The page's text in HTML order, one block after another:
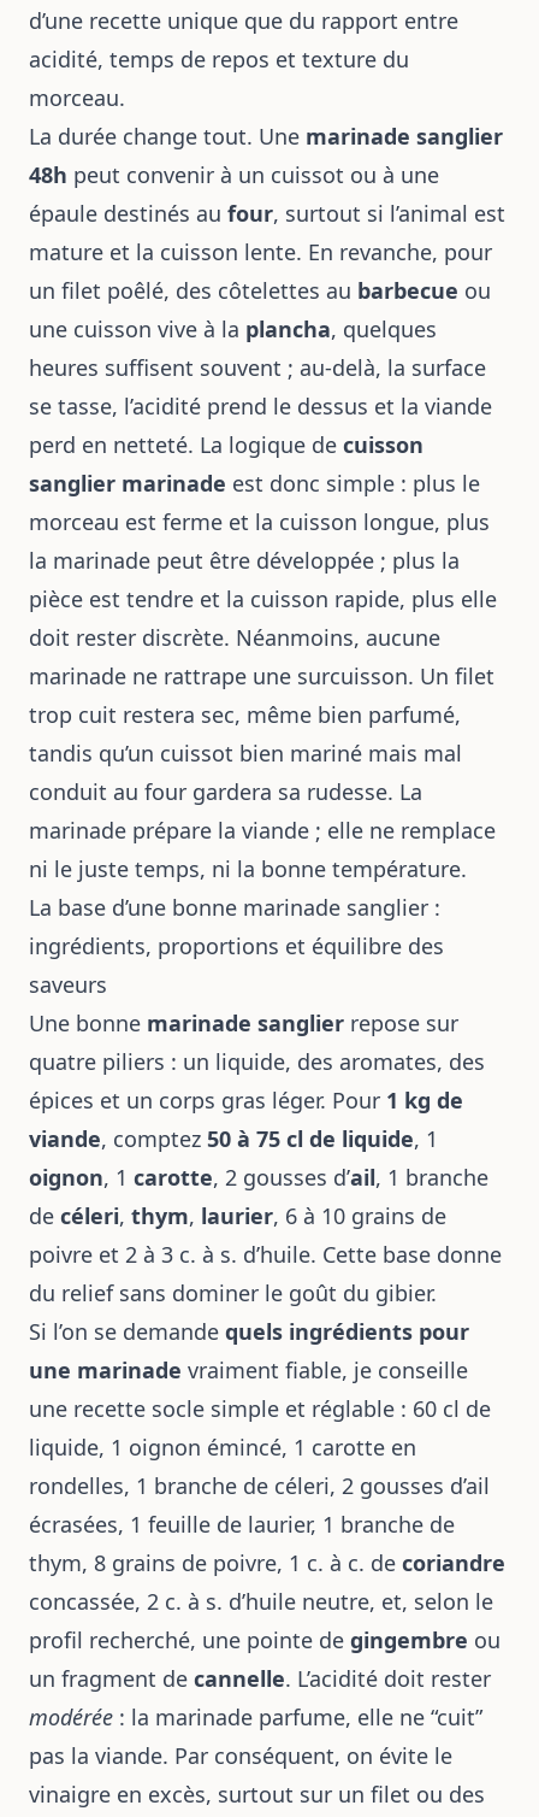
d’une recette unique que du rapport entre
acidité, temps de repos et texture du
morceau.
La durée change tout. Une marinade sanglier
48h peut convenir à un cuissot ou à une
épaule destinés au four, surtout si l’animal est
mature et la cuisson lente. En revanche, pour
un filet poêlé, des côtelettes au barbecue ou
une cuisson vive à la plancha, quelques
heures suffisent souvent ; au-delà, la surface
se tasse, l’acidité prend le dessus et la viande
perd en netteté. La logique de cuisson
sanglier marinade est donc simple : plus le
morceau est ferme et la cuisson longue, plus
la marinade peut être développée ; plus la
pièce est tendre et la cuisson rapide, plus elle
doit rester discrète. Néanmoins, aucune
marinade ne rattrape une surcuisson. Un filet
trop cuit restera sec, même bien parfumé,
tandis qu’un cuissot bien mariné mais mal
conduit au four gardera sa rudesse. La
marinade prépare la viande ; elle ne remplace
ni le juste temps, ni la bonne température.
La base d’une bonne marinade sanglier :
ingrédients, proportions et équilibre des
saveurs
Une bonne marinade sanglier repose sur
quatre piliers : un liquide, des aromates, des
épices et un corps gras léger. Pour 1 kg de
viande, comptez 50 à 75 cl de liquide, 1
oignon, 1 carotte, 2 gousses d’ail, 1 branche
de céleri, thym, laurier, 6 à 10 grains de
poivre et 2 à 3 c. à s. d’huile. Cette base donne
du relief sans dominer le goût du gibier.
Si l’on se demande quels ingrédients pour
une marinade vraiment fiable, je conseille
une recette socle simple et réglable : 60 cl de
liquide, 1 oignon émincé, 1 carotte en
rondelles, 1 branche de céleri, 2 gousses d’ail
écrasées, 1 feuille de laurier, 1 branche de
thym, 8 grains de poivre, 1 c. à c. de coriandre
concassée, 2 c. à s. d’huile neutre, et, selon le
profil recherché, une pointe de gingembre ou
un fragment de cannelle. L’acidité doit rester
modérée : la marinade parfume, elle ne “cuit”
pas la viande. Par conséquent, on évite le
vinaigre en excès, surtout sur un filet ou des